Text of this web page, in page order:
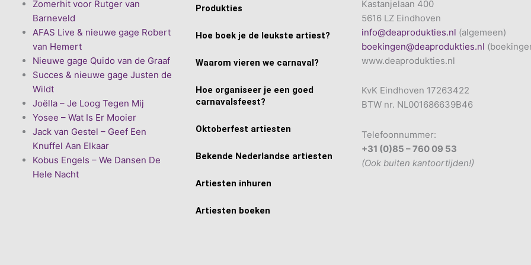
Zomerhit voor Rutger van
Barneveld
AFAS Live & nieuwe gage Robert
van Hemert
Nieuwe gage Quido van de Graaf
Succes & nieuwe gage Justen de
Wildt
Joëlla – Je Loog Tegen Mij
Yosee – Wat Is Er Mooier
Jack van Gestel – Geef Een
Knuffel Aan Elkaar
Kobus Engels – We Dansen De
Hele Nacht
Produkties
Hoe boek je de leukste artiest?
Waarom vieren we carnaval?
Hoe organiseer je een goed
carnavalsfeest?
Oktoberfest artiesten
Bekende Nederlandse artiesten
Artiesten inhuren
Artiesten boeken
Kastanjelaan 400
5616 LZ Eindhoven
info@deaprodukties.nl (algemeen)
boekingen@deaprodukties.nl
www.deaprodukties.nl
KvK Eindhoven 17263422
BTW nr. NL001686639B46
Telefoonnummer:
+31 (0)85 – 760 09 53
(Ook buiten kantoortijden!)